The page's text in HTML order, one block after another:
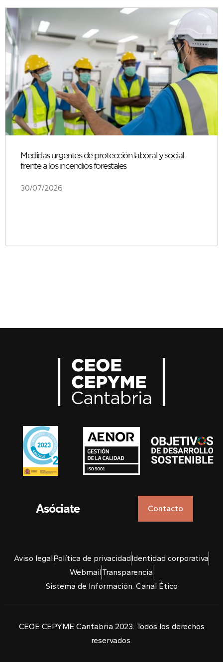
Medidas urgentes de protección laboral y social
frente a los incendios forestales
30/07/2026
Asóciate Contacto
Aviso legalPolítica de privacidadIdentidad corporativa
WebmailTransparencia
Sistema de Información. Canal Ético
CEOE CEPYME Cantabria 2023. Todos los derechos
reservados.